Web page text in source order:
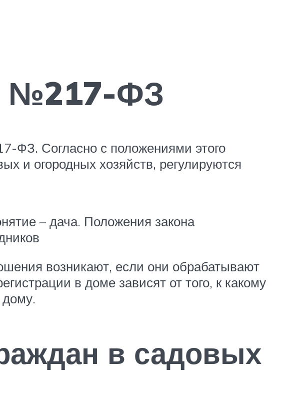
№217-ФЗ
ФЗ. Согласно с положениями этого
и огородных хозяйств, регулируются
– дача. Положения закона
возникают, если они обрабатывают
в доме зависят от того, к какому
в садовых